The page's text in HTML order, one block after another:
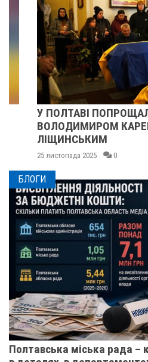
У ПОЛТАВІ ПОПРОЩАЛИСЯ
ВОЛОДИМИРОМ
ЛІЩИНСЬКИМ
25 листопада 2025 0
БЛОГИ
Полтавська міська рада –